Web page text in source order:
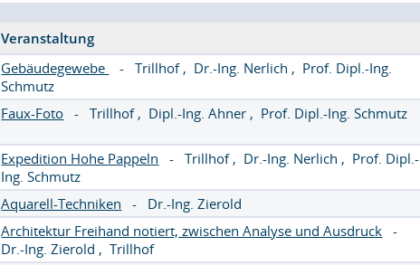
Veranstaltung
Gebäudegewebe -Trillhof , Dr.-Ing. Nerlich , Prof. Dipl.-Ing.
Schmutz
Faux-Foto -Trillhof , Dipl.-Ing. Ahner , Prof. Dipl.-Ing. Schmutz
Expedition Hohe Pappeln -Trillhof , Dr.-Ing. Nerlich , Prof. Dipl.-
Ing. Schmutz
Aquarell-Techniken - Dr.-Ing. Zierold
Architektur Freihand notiert, zwischen Analyse und Ausdruck -
Dr.-Ing. Zierold ,Trillhof